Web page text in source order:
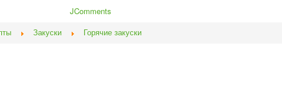
JComments
Закуски Горячие закуски